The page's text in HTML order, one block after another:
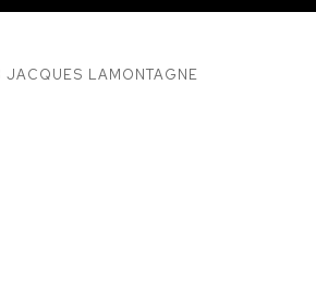
LAMONTAGNE